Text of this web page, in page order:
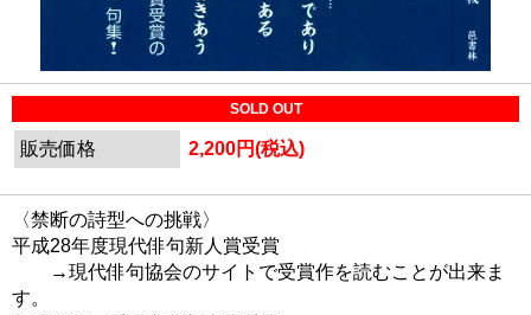
SOLD OUT
販売価格 2,200円(税込)
〈禁断の詩型への挑戦〉
平成28年度現代俳句新人賞受賞
→現代俳句協会のサイトで受賞作を読むことが出来ま
す。